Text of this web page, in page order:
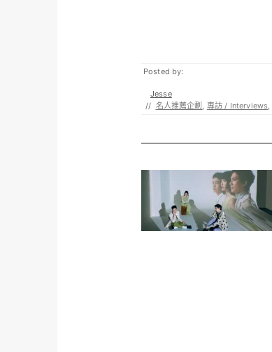
Posted by:
Jesse
// 名人推薦企劃 , 專訪 / Interviews,